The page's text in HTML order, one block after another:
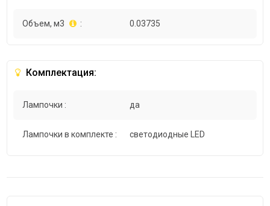
Объем, м3 : 0.03735
Комплектация:
Лампочки : да
Лампочки в комплекте : светодиодные LED